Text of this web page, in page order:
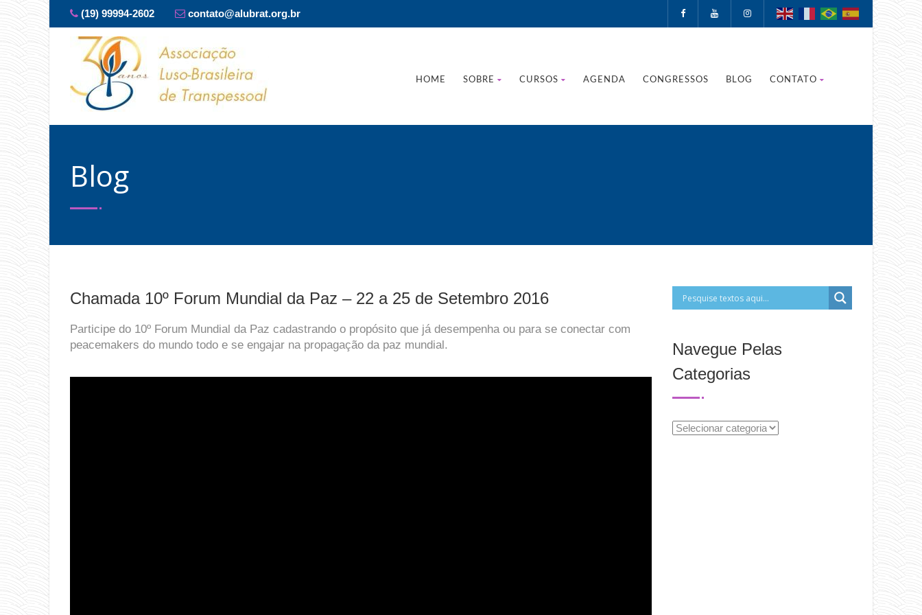
(19) 99994-2602 contato@alubrat.org.br
HOME SOBRE CURSOS AGENDA CONGRESSOS BLOG CONTATO
Blog
Chamada 10º Forum Mundial da Paz – 22 a 25 de Setembro 2016
Participe do 10º Forum Mundial da Paz cadastrando o propósito que já desempenha ou para se conectar com
peacemakers do mundo todo e se engajar na propagação da paz mundial.
Navegue Pelas
Categorias
Navegue